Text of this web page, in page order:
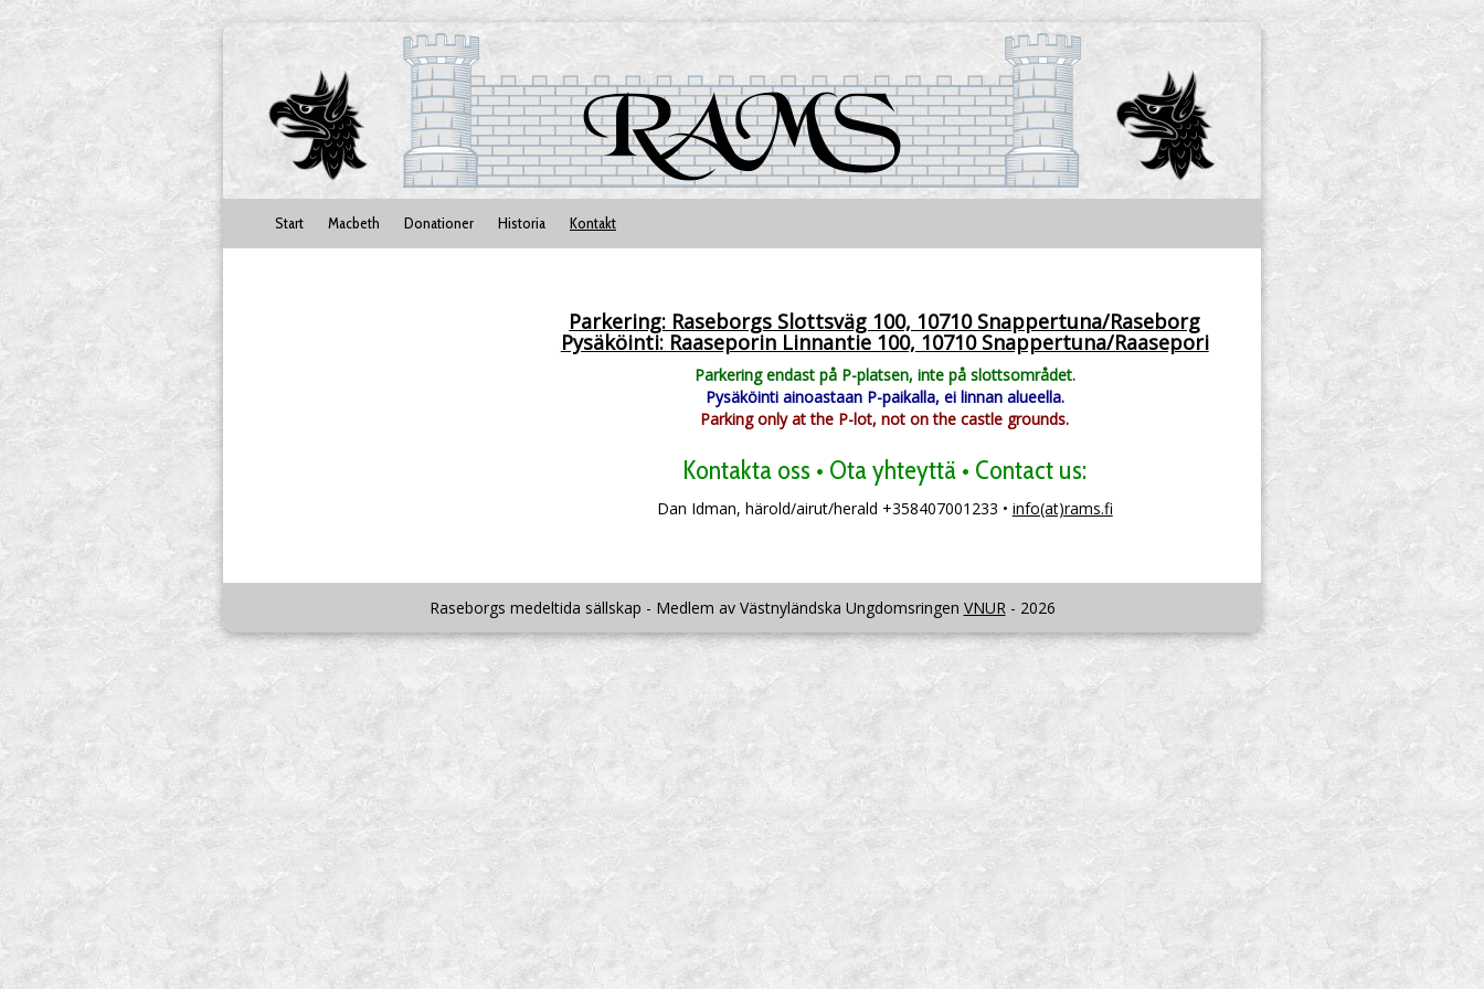
Start Macbeth Donationer Historia Kontakt
Parkering: Raseborgs Slottsväg 100, 10710 Snappertuna/Raseborg
Pysäköinti: Raaseporin Linnantie 100, 10710 Snappertuna/Raasepori
Parkering endast på P-platsen, inte på slottsområdet.
Pysäköinti ainoastaan P-paikalla, ei linnan alueella.
Parking only at the P-lot, not on the castle grounds.
Kontakta oss • Ota yhteyttä • Contact us:
Dan Idman, härold/airut/herald +358407001233 • info(at)rams.fi
Raseborgs medeltida sällskap - Medlem av Västnyländska Ungdomsringen VNUR- 2026